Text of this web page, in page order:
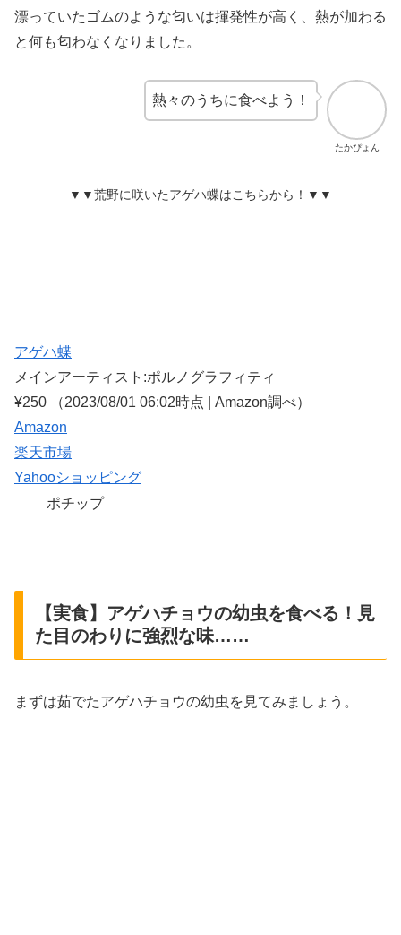
漂っていたゴムのような匂いは揮発性が高く、熱が加わる
と何も匂わなくなりました。
たかぴょん
熱々のうちに食べよう！
▼▼荒野に咲いたアゲハ蝶はこちらから！▼▼
アゲハ蝶
メインアーティスト:ポルノグラフィティ
¥250
（2023/08/01 06:02時点 | Amazon調べ）
Amazon
楽天市場
Yahooショッピング
ポチップ
【実食】アゲハチョウの幼虫を食べる！見
た目のわりに強烈な味……
まずは茹でたアゲハチョウの幼虫を見てみましょう。